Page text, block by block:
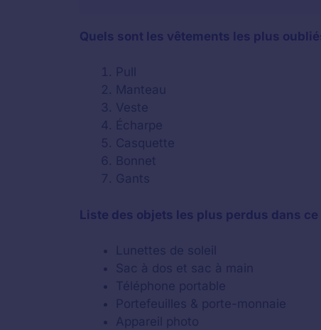
Quels sont les vêtements les plus
Pull
Manteau
Veste
Écharpe
Casquette
Bonnet
Gants
Liste des objets les plus perdus dans
Lunettes de soleil
Sac à dos et sac à main
Téléphone portable
Portefeuilles & porte-monnaie
Appareil photo